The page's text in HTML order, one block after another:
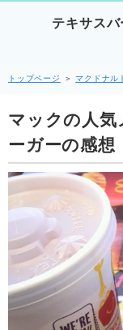
テキサス
トップページ ＞マクドナル
マックの人
ーガーの感想